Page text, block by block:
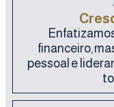
financeiro,
pessoal e